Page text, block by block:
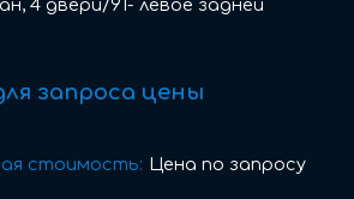
4 двери/91- левое задней
запроса цены
стоимость: Цена по запросу